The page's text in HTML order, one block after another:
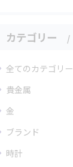
カテゴリー
全てのカテゴリー
貴金属
金
ブランド
時計